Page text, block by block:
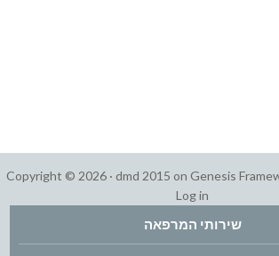
Copyright © 2026 · dmd 2015 on Genesis
Log in
שירותי המרפאה